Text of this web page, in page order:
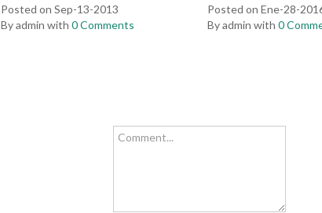
Posted on Sep-13-2013
By admin with0 Comments
Posted on Ene-28-
By admin with0
Comment...